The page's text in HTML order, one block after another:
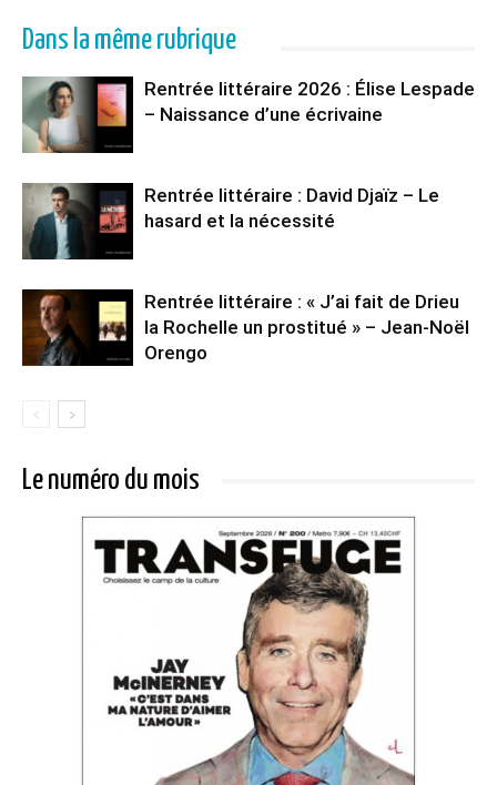
Dans la même rubrique
Rentrée littéraire 2026 : Élise Lespade
– Naissance d’une écrivaine
Rentrée littéraire : David Djaïz – Le
hasard et la nécessité
Rentrée littéraire : « J’ai fait de Drieu
la Rochelle un prostitué » – Jean-Noël
Orengo
Le numéro du mois